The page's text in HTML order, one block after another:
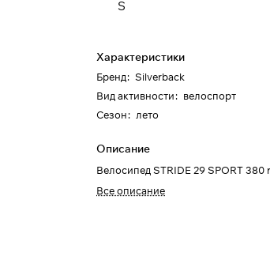
S
Характеристики
Бренд: Silverback
Вид активности: велоспорт
Сезон: лето
Описание
Велосипед STRIDE 29 SPORT 380
Все описание